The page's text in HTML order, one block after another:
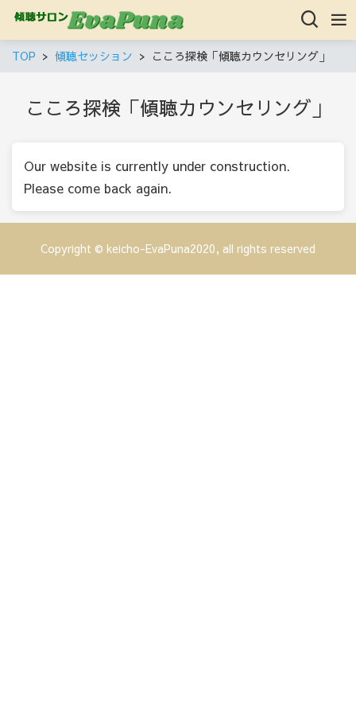
TOP 傾聴セッション こころ探検「傾聴カウンセリング」
こころ探検「傾聴カウンセリング」
Our website is currently under construction.
Please come back again.
Copyright © keicho-EvaPuna2020, all rights reserved